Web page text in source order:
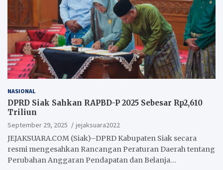
NASIONAL
DPRD Siak Sahkan RAPBD-P 2025 Sebesar Rp2,610
Triliun
September 29, 2025
jejaksuara2022
JEJAKSUARA.COM (Siak)–DPRD Kabupaten Siak secara
resmi mengesahkan Rancangan Peraturan Daerah tentang
Perubahan Anggaran Pendapatan dan Belanja…